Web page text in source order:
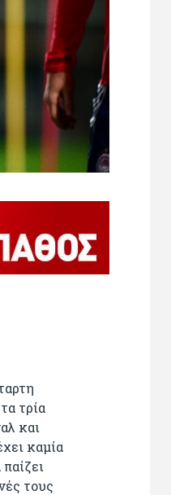
τρία
και
καμία
τους